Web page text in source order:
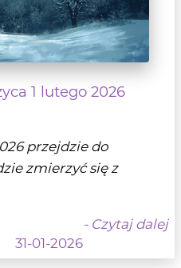
1 lutego 2026
przejdzie do
zmierzyć się z
- Czytaj dalej
31-01-2026